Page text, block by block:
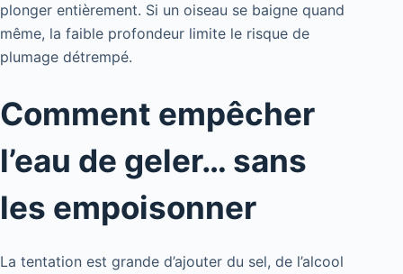
plonger entièrement. Si un oiseau se baigne quand
même, la faible profondeur limite le risque de
plumage détrempé.
Comment empêcher
l’eau de geler… sans
les empoisonner
La tentation est grande d’ajouter du sel, de l’alcool